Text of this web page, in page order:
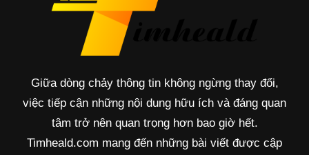
Giữa dòng chảy thông tin không ngừng thay đổi,
việc tiếp cận những nội dung hữu ích và đáng quan
tâm trở nên quan trọng hơn bao giờ hết.
Timheald.com mang đến những bài viết được cập